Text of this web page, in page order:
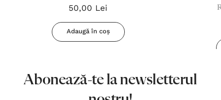
50,00 Lei
Adaugă în coș
Abonează-te la newsletterul